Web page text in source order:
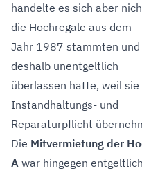
handelte es sich aber
die Hochregale aus dem
Jahr 1987 stammten und
deshalb unentgeltlich
überlassen hatte, weil
Instandhaltungs- und
Reparaturpflicht
Die Mitvermietung der
A war hingegen